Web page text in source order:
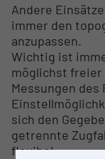
Andere
immer den
anzupassen.
Wichtig ist
möglichst freier
Messungen des
sich den
getrennte
flexibel.